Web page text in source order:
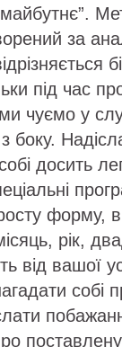
майбутнє”.
за
під час
чуємо у
боку.
досить
форму,
рік,
від вашої
собі